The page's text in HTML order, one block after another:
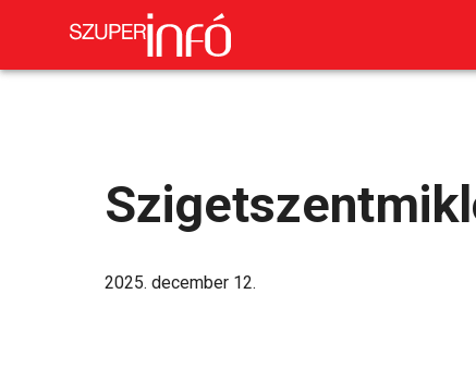
2025. december 12.